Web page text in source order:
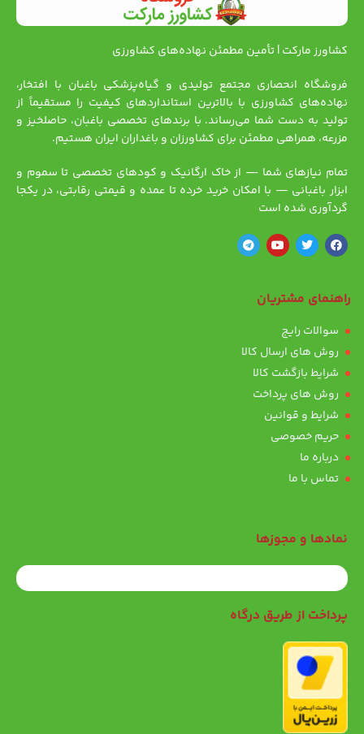
کشاورز مارکت | تأمین مطمئن نهاده‌های کشاورزی
فروشگاه انحصاری مجتمع تولیدی و گیاه‌پزشکی باغبان با افتخار،
نهاده‌های کشاورزی با بالاترین استانداردهای کیفیت را مستقیماً از
تولید به دست شما می‌رساند. با برندهای تخصصی باغبان، حاصلخیز و
مزرعه، همراهی مطمئن برای کشاورزان و باغداران ایران هستیم.
تمام نیازهای شما — از خاک ارگانیک و کودهای تخصصی تا سموم و
ابزار باغبانی — با امکان خرید خرده تا عمده و قیمتی رقابتی، در یکجا
گردآوری شده است
راهنمای مشتریان
سوالات رایج
روش های ارسال کالا
شرایط بازگشت کالا
روش های پرداخت
شرایط و قوانین
حریم خصوصی
درباره ما
تماس با ما
نمادها و مجوزها
پرداخت از طریق درگاه